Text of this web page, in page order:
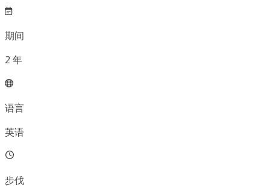
期间
2 年
语言
英语
步伐